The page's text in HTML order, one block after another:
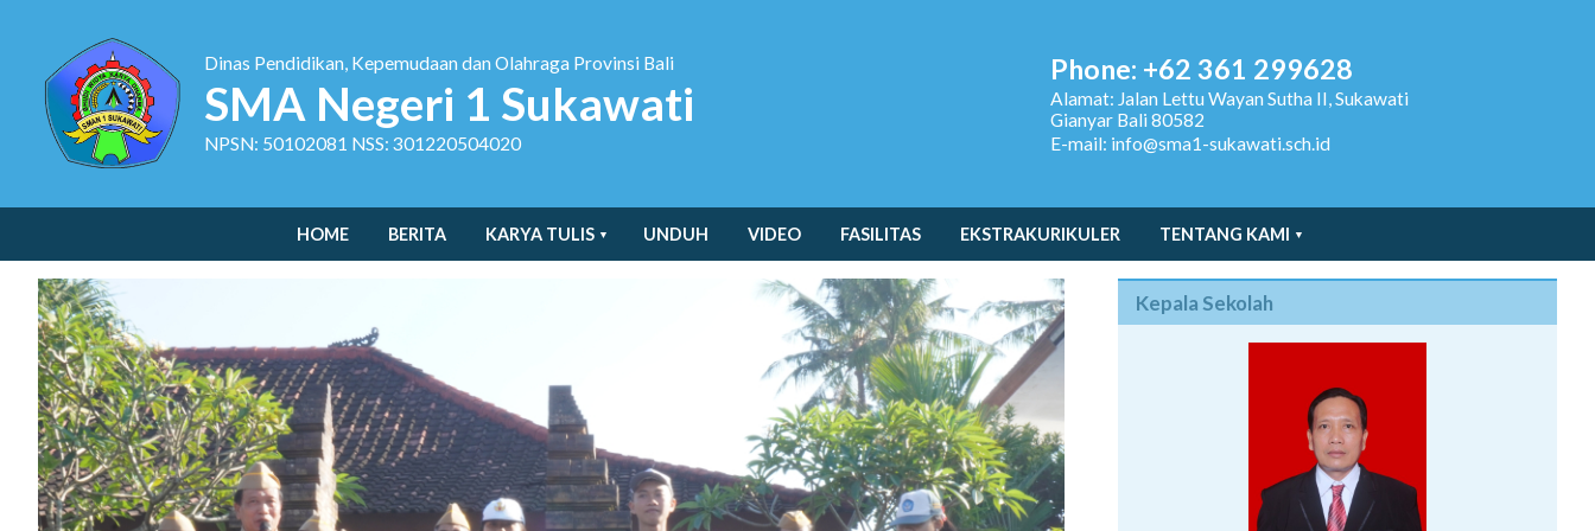
Dinas Pendidikan, Kepemudaan dan Olahraga Provinsi Bali
SMA Negeri 1 Sukawati
NPSN: 50102081 NSS: 301220504020
Phone: +62 361 299628
Alamat: Jalan Lettu Wayan Sutha II, Sukawati
Gianyar Bali 80582
E-mail: info@sma1-sukawati.sch.id
HOME BERITA KARYA TULIS UNDUH VIDEO FASILITAS EKSTRAKURIKULER TENTANG KAMI
Kepala Sekolah